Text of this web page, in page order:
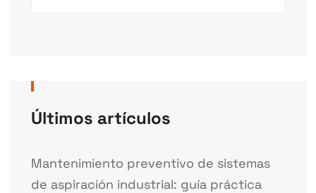
Últimos artículos
Mantenimiento preventivo de sistemas
de aspiración industrial: guía práctica